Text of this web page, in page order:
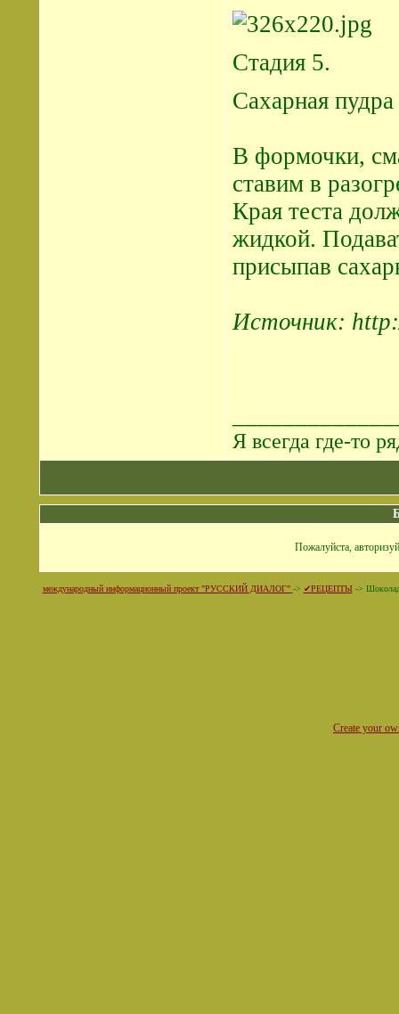
Стадия 5.
Сахарная
В формочки,
ставим в
Края теста
жидкой.
присыпав
Источник:
Я всегда где-то
Пожалуйста,
международный информационный проект "РУССКИЙ ДИАЛОГ" -> ✔РЕЦЕПТЫ->
Create your